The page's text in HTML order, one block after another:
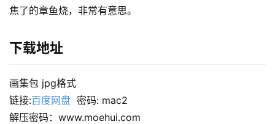
焦了的章鱼烧，非常有意思。
下载地址
画集包 jpg格式
链接:百度网盘 密码: mac2
解压密码：www.moehui.com